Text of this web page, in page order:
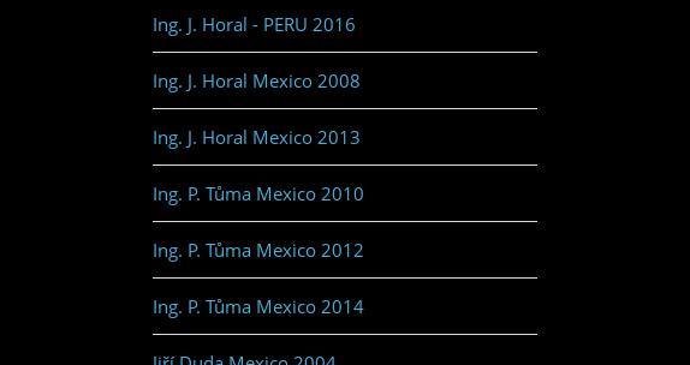
Ing. J. Horal - PERU 2016
Ing. J. Horal Mexico 2008
Ing. J. Horal Mexico 2013
Ing. P. Tůma Mexico 2010
Ing. P. Tůma Mexico 2012
Ing. P. Tůma Mexico 2014